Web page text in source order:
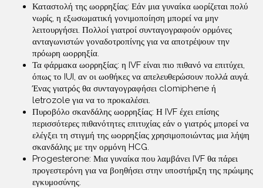
Καταστολή της ωορρηξίας: Εάν μια γυναίκα ωορίζεται πολύ
νωρίς, η εξωσωματική γονιμοποίηση μπορεί να μην
λειτουργήσει. Πολλοί γιατροί συνταγογραφούν ορμόνες
ανταγωνιστών γοναδοτροπίνης για να αποτρέψουν την
πρόωρη ωορρηξία.
Τα φάρμακα ωορρηξίας: η IVF είναι πιο πιθανό να επιτύχει,
όπως το IUI, αν οι ωοθήκες να απελευθερώσουν πολλά αυγά.
Ένας γιατρός θα συνταγογραφήσει clomiphene ή
letrozole για να το προκαλέσει.
Πυροβόλο σκανδάλης ωορρηξίας: Η IVF έχει επίσης
περισσότερες πιθανότητες επιτυχίας εάν ο γιατρός μπορεί να
ελέγξει τη στιγμή της ωορρηξίας χρησιμοποιώντας μια λήψη
σκανδάλης με την ορμόνη HCG.
Progesterone: Μια γυναίκα που λαμβάνει IVF θα πάρει
προγεστερόνη για να βοηθήσει στην υποστήριξη της πρώιμης
εγκυμοσύνης.